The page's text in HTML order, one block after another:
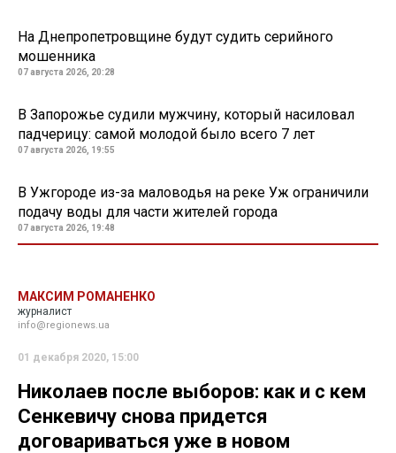
На Днепропетровщине будут судить серийного
мошенника
07 августа 2026, 20:28
В Запорожье судили мужчину, который насиловал
падчерицу: самой молодой было всего 7 лет
07 августа 2026, 19:55
В Ужгороде из-за маловодья на реке Уж ограничили
подачу воды для части жителей города
07 августа 2026, 19:48
МАКСИМ РОМАНЕНКО
журналист
info@regionews.ua
01 декабря 2020, 15:00
Николаев после выборов: как и с кем
Сенкевичу снова придется
договариваться уже в новом